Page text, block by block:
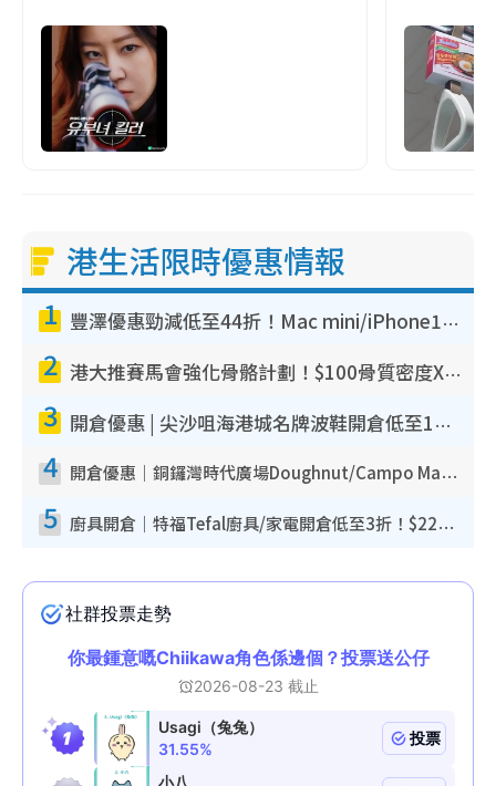
港生活限時優惠情報
1 豐澤優惠勁減低至44折！Mac mini/iPhone17Pro大減價！廚房家電$220起
2 港大推賽馬會強化骨骼計劃！$100骨質密度X光檢查 完成免費運動訓練送超市禮券！附參加資格
3 開倉優惠 | 尖沙咀海港城名牌波鞋開倉低至1折！On鞋$899起／Joy&Peace鞋履$98起
4 開倉優惠｜銅鑼灣時代廣場Doughnut/Campo Marzio開倉低至1折！背囊、書包、手袋劈價$200起
5 廚具開倉｜特福Tefal廚具/家電開倉低至3折！$220起買平底鍋/炒鑊/湯煲！電飯煲/吸塵機/燙斗$418起